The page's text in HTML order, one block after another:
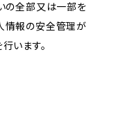
の全部又は一部を
情報の安全管理が
います。